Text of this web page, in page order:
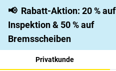
📢 Rabatt-Aktion: 20 % auf
Inspektion & 50 % auf
Bremsscheiben
Privatkunde